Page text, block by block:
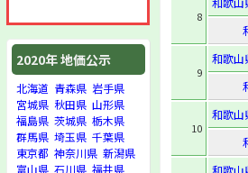
2020年 地価公示
北海道 青森県 岩手県
宮城県 秋田県 山形県
福島県 茨城県 栃木県
群馬県 埼玉県 千葉県
東京都 神奈川県 新潟県
富山県 石川県 福井県
8
9
和歌山
10
和歌山
和歌山